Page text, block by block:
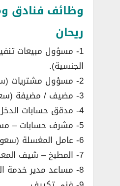
وظائف فنادق
ريحان
1- مسؤول مبيعات
الجنسية).
2- مسؤول مشتريات (سعودي الجنسية).
3- مضيف / مضيفة (سعودي الجنسية).
4- مدقق حسابات الدخل.
5- مشرف حسابات – مستحق الدفع.
6- عامل المغسلة (سعودي الجنسية).
7- المطبخ – شيف المعجنات التنفيذي.
8- مساعد مدير خدمة الغرف.